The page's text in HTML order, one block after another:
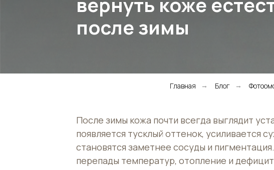
вернуть коже
после зимы
Главная → Блог →
После зимы кожа почти всегда выглядит
появляется тусклый оттенок, усиливается
становятся заметнее сосуды и
перепады температур, отопление и